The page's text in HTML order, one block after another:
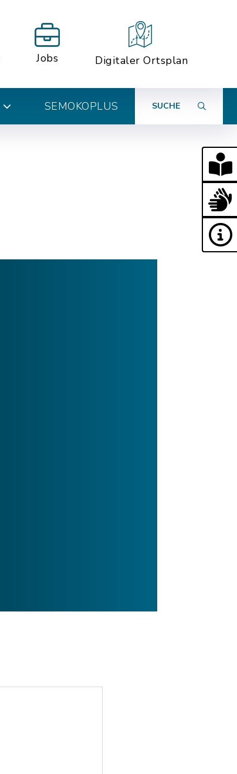
Jobs Digitaler Ortsplan
SEMOKOPLUS SUCHE